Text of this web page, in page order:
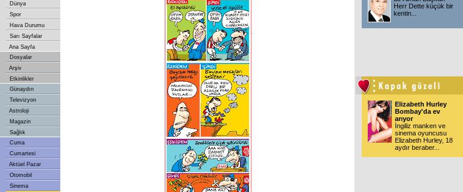
Dünya
Spor
Hava Durumu
Sarı Sayfalar
Ana Sayfa
Dosyalar
Arşiv
Etkinlikler
Günaydın
Televizyon
Astroloji
Magazin
Sağlık
Cuma
Cumartesi
Aktüel Pazar
Otomobil
Sinema
Herr Dette küçük bir
kentin
Elizabeth Hurley
Bombay'da ev
arıyor
İngiliz manken ve
sinema oyuncusu
Elizabeth Hurley, 18
aydır beraber...